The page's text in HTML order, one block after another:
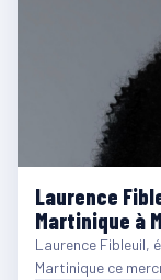
Laurence
Martinique à
Laurence Fibleuil,
Martinique ce